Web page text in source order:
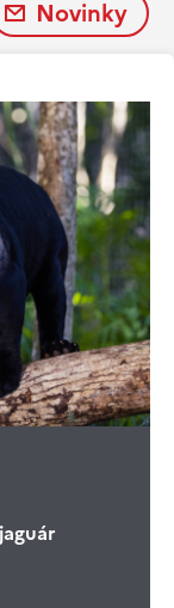
Novinky